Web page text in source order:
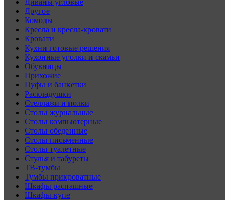
Диваны угловые
Другое
Комоды
Кресла и кресла-кровати
Кровати
Кухни готовые решения
Кухонные уголки и скамьи
Обувницы
Прихожие
Пуфы и банкетки
Раскладушки
Стеллажи и полки
Столы журнальные
Столы компьютерные
Столы обеденные
Столы письменные
Столы туалетные
Стулья и табуреты
ТВ-тумбы
Тумбы прикроватные
Шкафы распашные
Шкафы-купе